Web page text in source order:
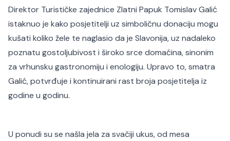
Direktor Turističke zajednice Zlatni Papuk Tomislav Galić
istaknuo je kako posjetitelji uz simboličnu donaciju mogu
kušati koliko žele te naglasio da je Slavonija, uz nadaleko
poznatu gostoljubivost i široko srce domaćina, sinonim
za vrhunsku gastronomiju i enologiju. Upravo to, smatra
Galić, potvrđuje i kontinuirani rast broja posjetitelja iz
godine u godinu.
U ponudi su se našla jela za svačiji ukus, od mesa